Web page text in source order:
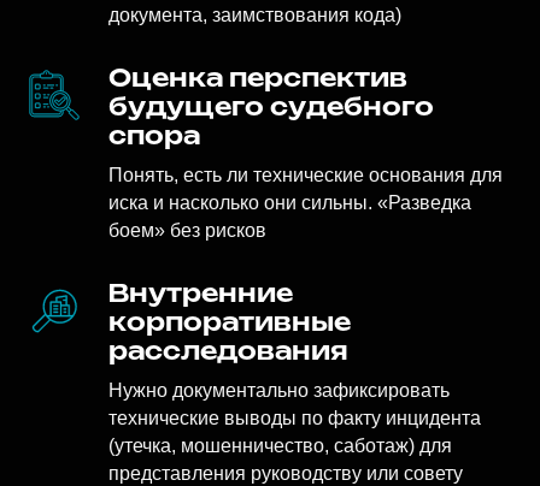
доказать факт дефекта ПО, модификации
Оценка перспектив
будущего судебного
спора
Понять, есть ли технические основания для
иска и насколько они сильны. «Разведка
Внутренние
корпоративные
расследования
Нужно документально зафиксировать
технические выводы по факту инцидента
(утечка, мошенничество, саботаж) для